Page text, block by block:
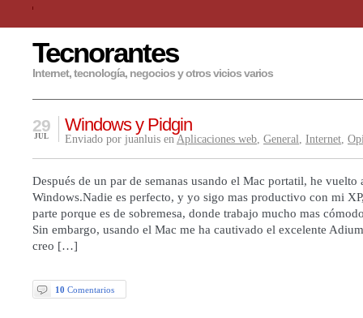
Tecnorantes
Internet, tecnología, negocios y otros vicios varios
Windows y Pidgin
29
JUL Enviado por juanluis en Aplicaciones web, General, Internet,
Después de un par de semanas usando el Mac portatil, he vuelto
Windows.Nadie es perfecto, y yo sigo mas productivo con mi
parte porque es de sobremesa, donde trabajo mucho mas
Sin embargo, usando el Mac me ha cautivado el excelente
creo […]
10 Comentarios